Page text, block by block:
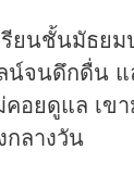
รียนชั้นมัธยม
น์จนดึกดื่น แ
อยดูแล เข
ลางวัน